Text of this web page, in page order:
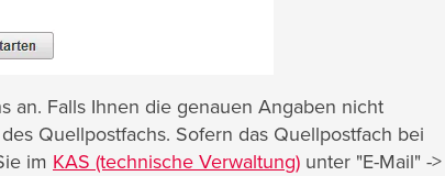
an. Falls Ihnen die genauen Angaben nicht
Quellpostfachs. Sofern das Quellpostfach bei
im KAS (technische Verwaltung) unter "E-Mail" ->